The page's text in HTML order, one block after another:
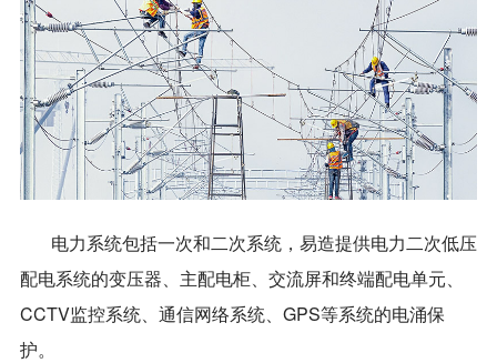
电力系统包括一次和二次系统，易造提供电力二次低压
配电系统的变压器、主配电柜、交流屏和终端配电单元、
CCTV监控系统、通信网络系统、GPS等系统的电涌保
护。